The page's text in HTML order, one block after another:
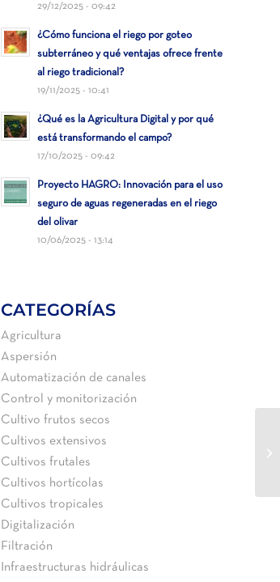
29/12/2025 - 09:42
¿Cómo funciona el riego por goteo
subterráneo y qué ventajas ofrece frente
al riego tradicional?
19/11/2025 - 10:41
¿Qué es la Agricultura Digital y por qué
está transformando el campo?
17/10/2025 - 09:42
Proyecto HAGRO: Innovación para el uso
seguro de aguas regeneradas en el riego
del olivar
10/06/2025 - 13:14
CATEGORÍAS
Agricultura
Aspersión
Automatización de canales
Control y monitorización
Cultivo frutos secos
Cultivos extensivos
Cultivos frutales
Cultivos hortícolas
Cultivos tropicales
Digitalización
Filtración
Infraestructuras hidráulicas